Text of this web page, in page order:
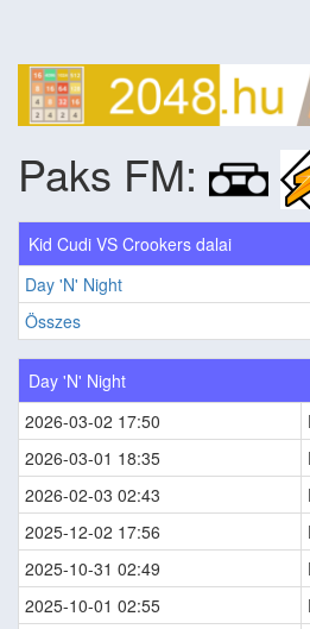
Paks FM:
Kid Cudi VS Crookers dalai
Day 'N' Night
Összes
Day 'N' Night
2026-03-02 17:50
2026-03-01 18:35
2026-02-03 02:43
2025-12-02 17:56
2025-10-31 02:49
2025-10-01 02:55